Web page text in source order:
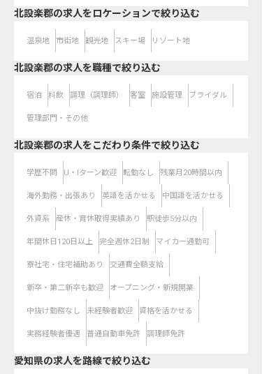
北設楽郡の求人をロケーションで絞り込む
温泉地 市街地 観光地 スキー場 リゾート地
北設楽郡の求人を職種で絞り込む
宿泊 料飲 調理（調理師） 客室 施設管理 ブライダル
管理部門・その他
北設楽郡の求人をこだわり条件で絞り込む
学歴不問 U・Iターン歓迎 転勤なし 残業月20時間以内
海外勤務・出張あり 英語を活かせる 中国語を活かせる
外資系 産休・育休取得実績あり 駅徒歩5分以内
年間休日120日以上 完全週休2日制 マイカー通勤可
寮社宅・住宅補助あり 交通費全額支給
新卒・第二新卒も歓迎 オープニング・新規開業
中抜け勤務なし 未経験者歓迎 資格を活かせる
実務経験者優遇 普通自動車免許 調理師免許
愛知県の求人を路線で絞り込む